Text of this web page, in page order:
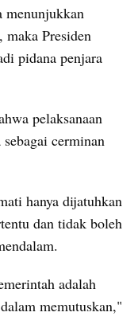
menunjukkan
maka Presiden
pidana penjara
pelaksanaan
cerminan
hanya dijatuhkan
dan tidak boleh
adalah
memutuskan,"